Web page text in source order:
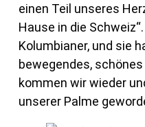
einen Teil unseres
Hause in die
Kolumbianer, und sie
bewegendes,
kommen wir wieder
unserer Palme